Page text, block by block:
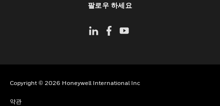
팔로우 하세요
Copyright © 2026 Honeywell International Inc
약관